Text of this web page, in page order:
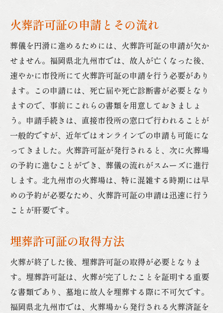
葬儀をスムーズに進めるための北九州市での重
必須書類のチェックリスト
火葬・埋葬許可証の申請方法
死亡診断書の正しい取り扱い
葬儀社との契約の重要性
手続きのための必要な情報
遺産の管理に関する書類
北九州市で心穏やかに葬儀を進めるための書類
ガイド
故人を偲ぶための準備
書類整理の手順
葬儀に関連するすべての手続き
スムーズな葬儀進行のための秘訣
葬儀を無事に終えるための北九州市特有の書類
と手続き
火葬許可証の申請とその流れ
葬儀を円滑に進めるためには、火葬許可証の申請が欠か
せません。福岡県北九州市では、故人が亡くなった後、
速やかに市役所にて火葬許可証の申請を行う必要があり
ます。この申請には、死亡届や死亡診断書が必要となり
ますので、事前にこれらの書類を用意しておきましょ
う。申請手続きは、直接市役所の窓口で行われることが
一般的ですが、近年ではオンラインでの申請も可能にな
ってきました。火葬許可証が発行されると、次に火葬場
の予約に進むことができ、葬儀の流れがスムーズに進行
します。北九州市の火葬場は、特に混雑する時期には早
めの予約が必要なため、火葬許可証の申請は迅速に行う
ことが肝要です。
埋葬許可証の取得方法
火葬が終了した後、埋葬許可証の取得が必要となりま
す。埋葬許可証は、火葬が完了したことを証明する重要
な書類であり、墓地に故人を埋葬する際に不可欠です。
福岡県北九州市では、火葬場から発行される火葬済証を